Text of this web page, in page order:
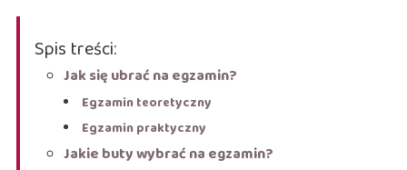
Spis treści:
Jak się ubrać na egzamin?
Egzamin teoretyczny
Egzamin praktyczny
Jakie buty wybrać na egzamin?